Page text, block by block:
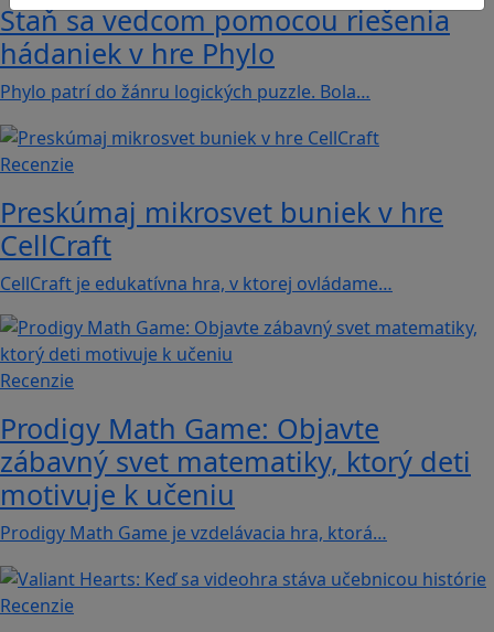
Staň sa vedcom pomocou riešenia
hádaniek v hre Phylo
Phylo patrí do žánru logických puzzle. Bola…
Recenzie
Preskúmaj mikrosvet buniek v hre
CellCraft
CellCraft je edukatívna hra, v ktorej ovládame…
Recenzie
Prodigy Math Game: Objavte
zábavný svet matematiky, ktorý deti
motivuje k učeniu
Prodigy Math Game je vzdelávacia hra, ktorá…
Recenzie